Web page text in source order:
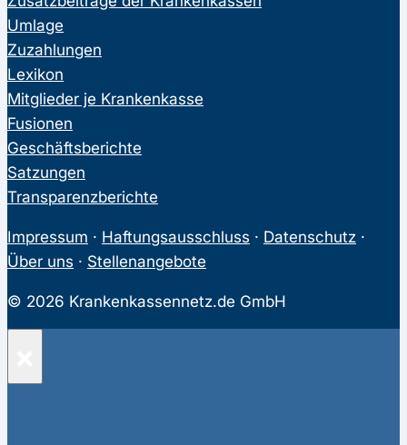
Umlage
Zuzahlungen
Lexikon
Mitglieder je Krankenkasse
Fusionen
Geschäftsberichte
Satzungen
Transparenzberichte
Impressum · Haftungsausschluss · Datenschutz ·
Über uns · Stellenangebote
© 2026 Krankenkassennetz.de GmbH